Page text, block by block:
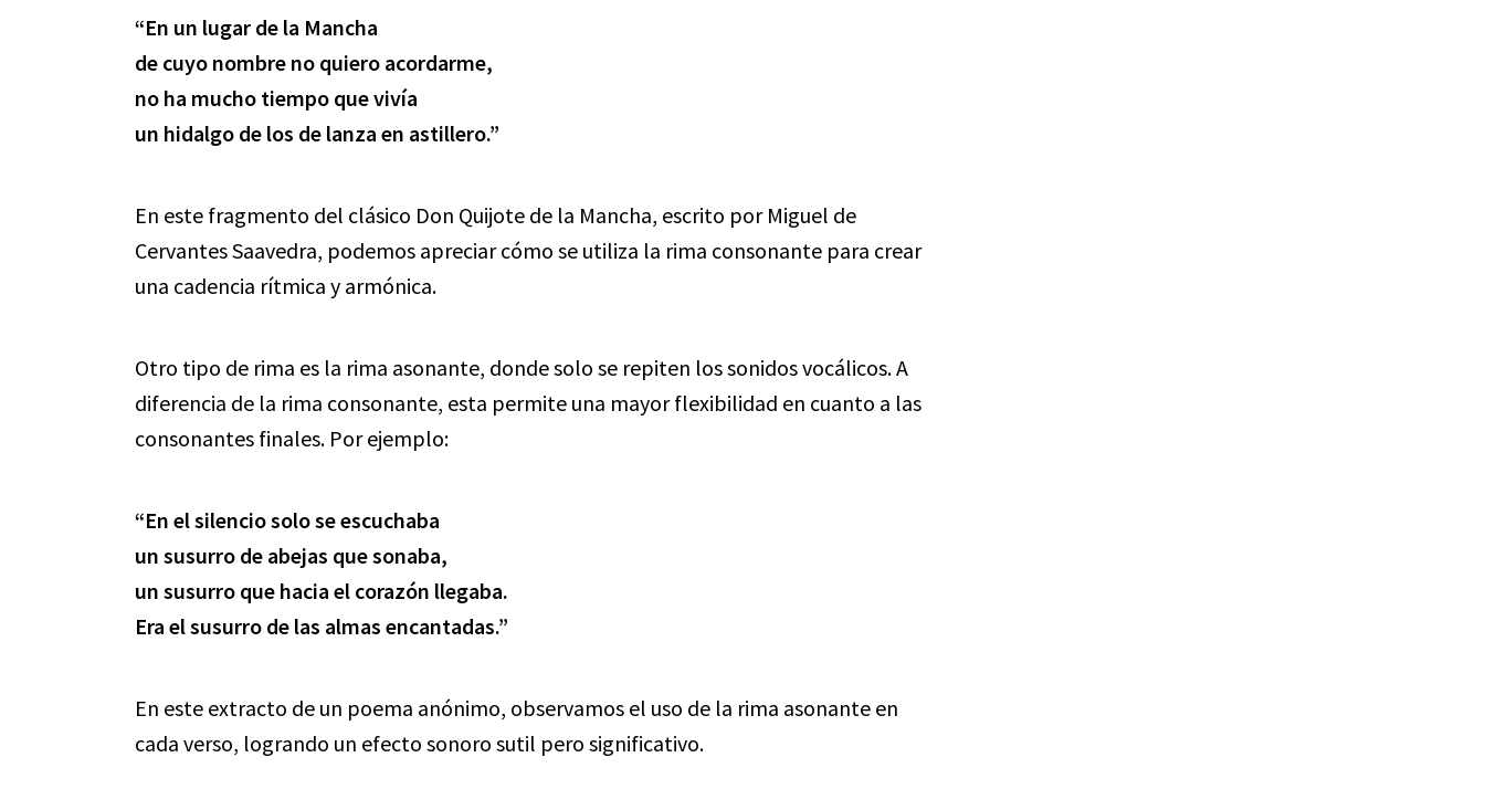
“En un lugar de la Mancha
de cuyo nombre no quiero acordarme,
no ha mucho tiempo que vivía
un hidalgo de los de lanza en astillero.”
En este fragmento del clásico Don Quijote de la Mancha, escrito por Miguel de
Cervantes Saavedra, podemos apreciar cómo se utiliza la rima consonante para crear
una cadencia rítmica y armónica.
Otro tipo de rima es la rima asonante, donde solo se repiten los sonidos vocálicos. A
diferencia de la rima consonante, esta permite una mayor flexibilidad en cuanto a las
consonantes finales. Por ejemplo:
“En el silencio solo se escuchaba
un susurro de abejas que sonaba,
un susurro que hacia el corazón llegaba.
Era el susurro de las almas encantadas.”
En este extracto de un poema anónimo, observamos el uso de la rima asonante en
cada verso, logrando un efecto sonoro sutil pero significativo.